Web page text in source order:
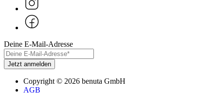
Deine E-Mail-Adresse
Jetzt anmelden
Copyright© 2026 benuta GmbH
AGB